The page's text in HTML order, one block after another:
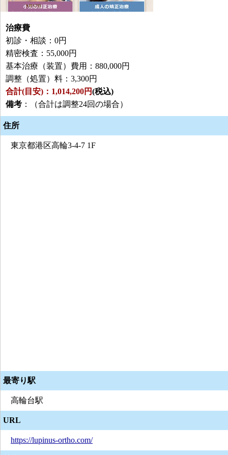
治療費
初診・相談：0円
精密検査：55,000円
基本治療（装置）費用：880,000円
調整（処置）料：3,300円
合計(目安)：1,014,200円(税込)
備考 ：（合計は調整24回の場合）
住所
東京都港区高輪3-4-7 1F
最寄り駅
高輪台駅
URL
https://lupinus-ortho.com/